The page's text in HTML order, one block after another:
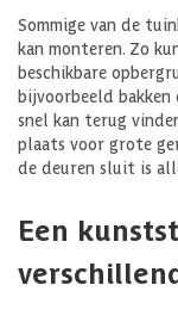
Sommige van de
kan monteren. Zo
beschikbare
bijvoorbeeld bakken
snel kan terug
plaats voor grote
de deuren sluit is
Een